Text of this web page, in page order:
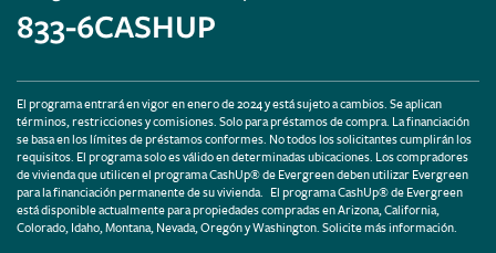
833-6CASHUP
El programa entrará en vigor en enero de 2024 y está sujeto a cambios. Se aplican
términos, restricciones y comisiones. Solo para préstamos de compra. La financiación
se basa en los límites de préstamos conformes. No todos los solicitantes cumplirán los
requisitos. El programa solo es válido en determinadas ubicaciones. Los compradores
de vivienda que utilicen el programa CashUp® de Evergreen deben utilizar Evergreen
para la financiación permanente de su vivienda. El programa CashUp® de Evergreen
está disponible actualmente para propiedades compradas en Arizona, California,
Colorado, Idaho, Montana, Nevada, Oregón y Washington. Solicite más información.